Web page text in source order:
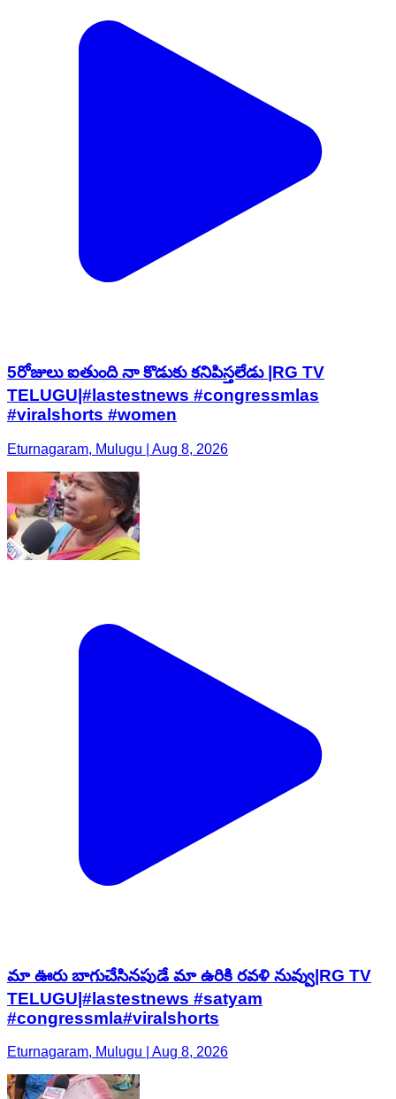
5రోజులు ఐతుంది నా కొడుకు కనిపిస్తలేడు |RG TV
TELUGU|#lastestnews #congressmlas
#viralshorts #women
Eturnagaram, Mulugu | Aug 8, 2026
మా ఊరు బాగుచేసినపుడే మా ఉరికి రవళి నువ్వు|RG TV
TELUGU|#lastestnews #satyam
#congressmla#viralshorts
Eturnagaram, Mulugu | Aug 8, 2026